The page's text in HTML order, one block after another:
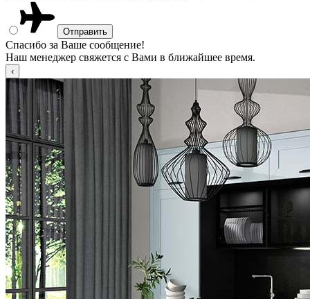
Спасибо за Ваше сообщение!
Наш менеджер свяжется с Вами в ближайшее время.